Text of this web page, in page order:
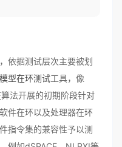
依据测试层次主要被划
模型在环测试工具，像
法开展的初期阶段针对
件在环以及处理器在环
指令集的兼容性予以测